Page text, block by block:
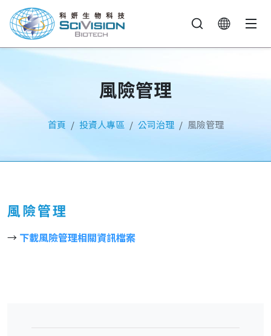
風險管理
首頁 投資人專區 公司治理 風險管理
風險管理
→ 下載風險管理相關資訊檔案